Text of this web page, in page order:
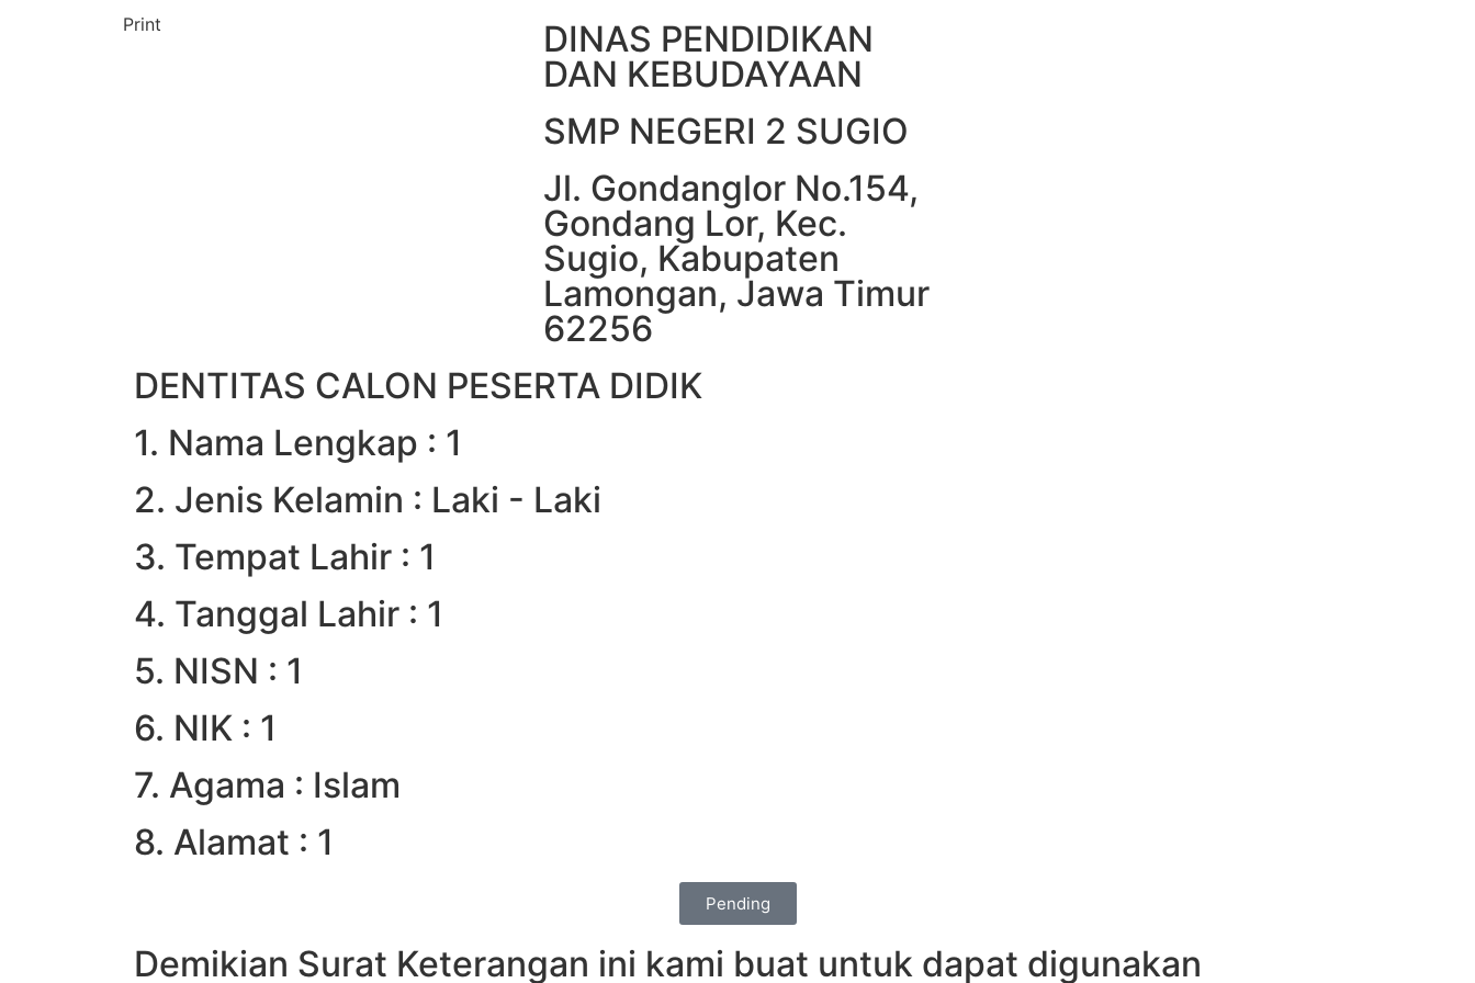
DINAS PENDIDIKAN
DAN KEBUDAYAAN
SMP NEGERI 2 SUGIO
Jl. Gondanglor No.154,
Gondang Lor, Kec.
Sugio, Kabupaten
Lamongan, Jawa Timur
62256
DENTITAS CALON PESERTA DIDIK
1. Nama Lengkap : 1
2. Jenis Kelamin : Laki - Laki
3. Tempat Lahir : 1
4. Tanggal Lahir : 1
5. NISN : 1
6. NIK : 1
7. Agama : Islam
8. Alamat : 1
Pending
Demikian Surat Keterangan ini kami buat untuk dapat digunakan
Print